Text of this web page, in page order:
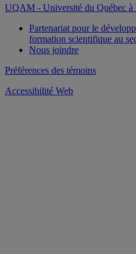
UQAM - Université du Québec à
Partenariat pour le
formation scientifique au
Nous joindre
Préférences des témoins
Accessibilité Web